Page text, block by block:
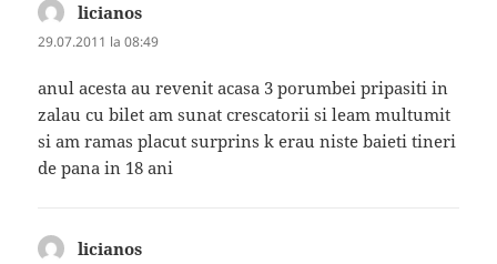
licianos
29.07.2011 la 08:49
anul acesta au revenit acasa 3 porumbei pripasiti in
zalau cu bilet am sunat crescatorii si leam multumit
si am ramas placut surprins k erau niste baieti tineri
de pana in 18 ani
licianos